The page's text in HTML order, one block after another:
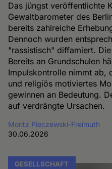
Das jüngst veröffentlichte
Gewaltbarometer des
bereits zahlreiche
Dennoch wurden
"rassistisch" diffamiert.
Bereits an Grundschulen
Impulskontrolle nimmt ab,
und religiös motiviertes
gewinnen an Bedeutung.
auf verdrängte Ursachen.
Moritz Pieczewski-Freimuth
30.06.2026
GESELLSCHAFT